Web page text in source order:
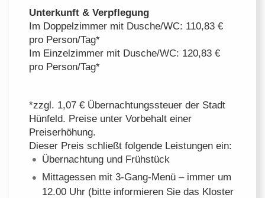
Unterkunft & Verpflegung
Im Doppelzimmer mit Dusche/WC: 110,83 €
pro Person/Tag*
Im Einzelzimmer mit Dusche/WC: 120,83 €
pro Person/Tag*
*zzgl. 1,07 € Übernachtungssteuer der Stadt
Hünfeld. Preise unter Vorbehalt einer
Preiserhöhung.
Dieser Preis schließt folgende Leistungen ein:
Übernachtung und Frühstück
Mittagessen mit 3-Gang-Menü – immer um
12.00 Uhr (bitte informieren Sie das Kloster